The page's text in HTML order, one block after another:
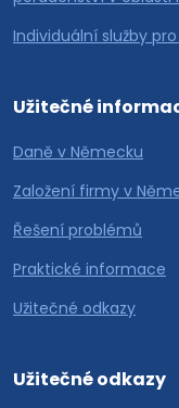
Individuální služby
Užitečné
Daně v Německu
Založení firmy v
Řešení problémů
Praktické informace
Užitečné odkazy
Užitečné odkazy